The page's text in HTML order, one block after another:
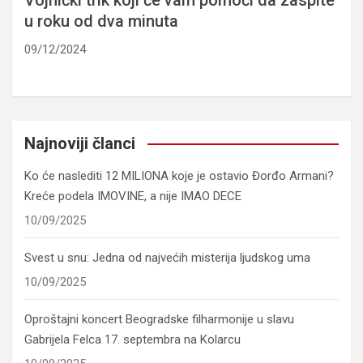
u roku od dva minuta
09/12/2024
Najnoviji članci
Ko će naslediti 12 MILIONA koje je ostavio Đorđo Armani?
Kreće podela IMOVINE, a nije IMAO DECE
10/09/2025
Svest u snu: Jedna od najvećih misterija ljudskog uma
10/09/2025
Oproštajni koncert Beogradske filharmonije u slavu
Gabrijela Felca 17. septembra na Kolarcu